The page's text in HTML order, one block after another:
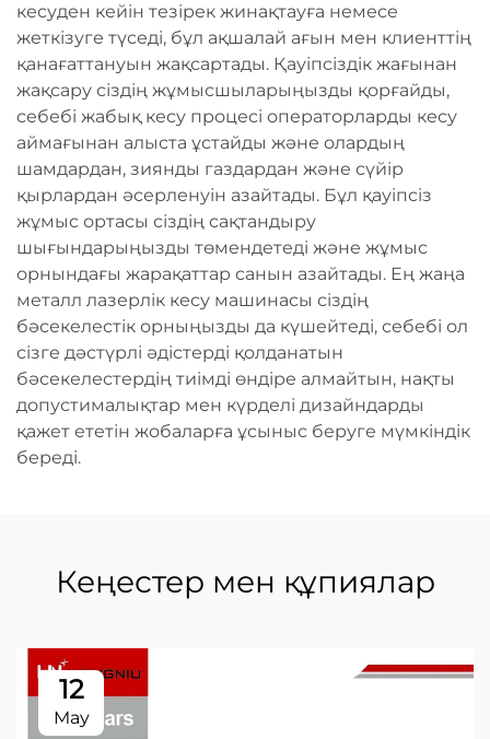
кесуден кейін тезірек жинақтауға немесе
жеткізуге түседі, бұл ақшалай ағын мен клиенттің
қанағаттануын жақсартады. Қауіпсіздік жағынан
жақсару сіздің жұмысшыларыңызды қорғайды,
себебі жабық кесу процесі операторларды кесу
аймағынан алыста ұстайды және олардың
шамдардан, зиянды газдардан және сүйір
қырлардан әсерленуін азайтады. Бұл қауіпсіз
жұмыс ортасы сіздің сақтандыру
шығындарыңызды төмендетеді және жұмыс
орнындағы жарақаттар санын азайтады. Ең жаңа
металл лазерлік кесу машинасы сіздің
бәсекелестік орныңызды да күшейтеді, себебі ол
сізге дәстүрлі әдістерді қолданатын
бәсекелестердің тиімді өндіре алмайтын, нақты
допустималықтар мен күрделі дизайндарды
қажет ететін жобаларға ұсыныс беруге мүмкіндік
береді.
Кеңестер мен құпиялар
12
May